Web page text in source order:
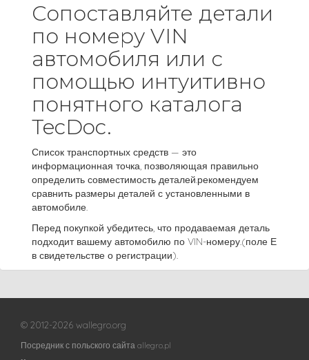
Сопоставляйте детали
по номеру VIN
автомобиля или с
помощью интуитивно
понятного каталога
TecDoc.
Список транспортных средств — это
информационная точка, позволяющая правильно
определить совместимость деталей.рекомендуем
сравнить размеры деталей с установленными в
автомобиле.
Перед покупкой убедитесь, что продаваемая деталь
подходит вашему автомобилю по VIN-номеру.(поле Е
в свидетельстве о регистрации).
© 2012-2026 wallegro.org
Посредник с польского сайта allegro.pl